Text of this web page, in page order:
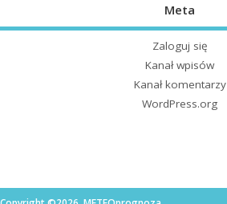
Meta
Zaloguj się
Kanał wpisów
Kanał komentarzy
WordPress.org